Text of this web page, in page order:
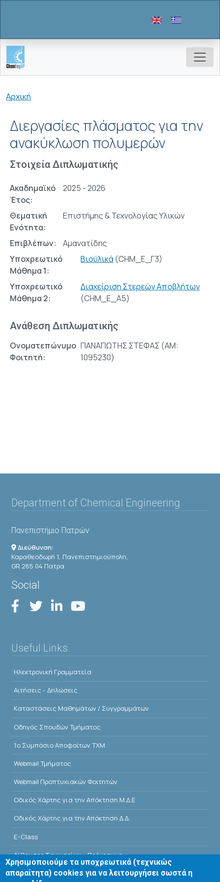
Breadcrumb
Αρχική
Διεργασίες πλάσματος για την
ανακύκλωση πολυμερών
Στοιχεία Διπλωματικής
Ακαδημαϊκό
Έτος:
2025 - 2026
Θεματική
Ενότητα:
Επιστήμης & Τεχνολογίας Υλικών
Επιβλέπων:
Αμανατίδης
Υποχρεωτικό
Μάθημα 1:
Βιοϋλικά (CHM_E_Γ3)
Υποχρεωτικό
Μάθημα 2:
Διαχείριση Στερεών Αποβλήτων
(CHM_E_A5)
Ανάθεση Διπλωματικής
Ονοματεπώνυμο
Φοιτητή:
ΠΑΝΑΓΙΩΤΗΣ ΣΤΕΦΑΣ (AM:
1095230)
Department of Chemical Engineering
Πανεπιστήμιο Πατρών
Διεύθυνση:
Καραθεοδωρή 1, Πανεπιστημιούπολη,
GR 265 04 Πατρα
Social
Useful Links
Ηλεκτρονική Γραμματεία
Αιτήσεις - Δηλώσεις
Kαταστάσεις Μαθημάτων / Συγγραμμάτων
Οδηγός Σπουδών Τμήματος
1o Συμπόσιο Αποφοίτων ΤΧΜ
Webmail Τμήματος
Webmail Προπτυχιακών Φοιτητών
Οδικός Χάρτης για την Απόκτηση Μ.Δ.Ε
Οδικός Χάρτης για την Απόκτηση Δ.Δ.
E-Class
Αίθουσες Σεμιναρίων - Πρόγραμμα
Βιβλιοθήκη Τμήματος
Χρησιμοποιούμε τα υποχρεωτικά (τεχνικώς
απαραίτητα) cookies για να λειτουργήσει σωστά η